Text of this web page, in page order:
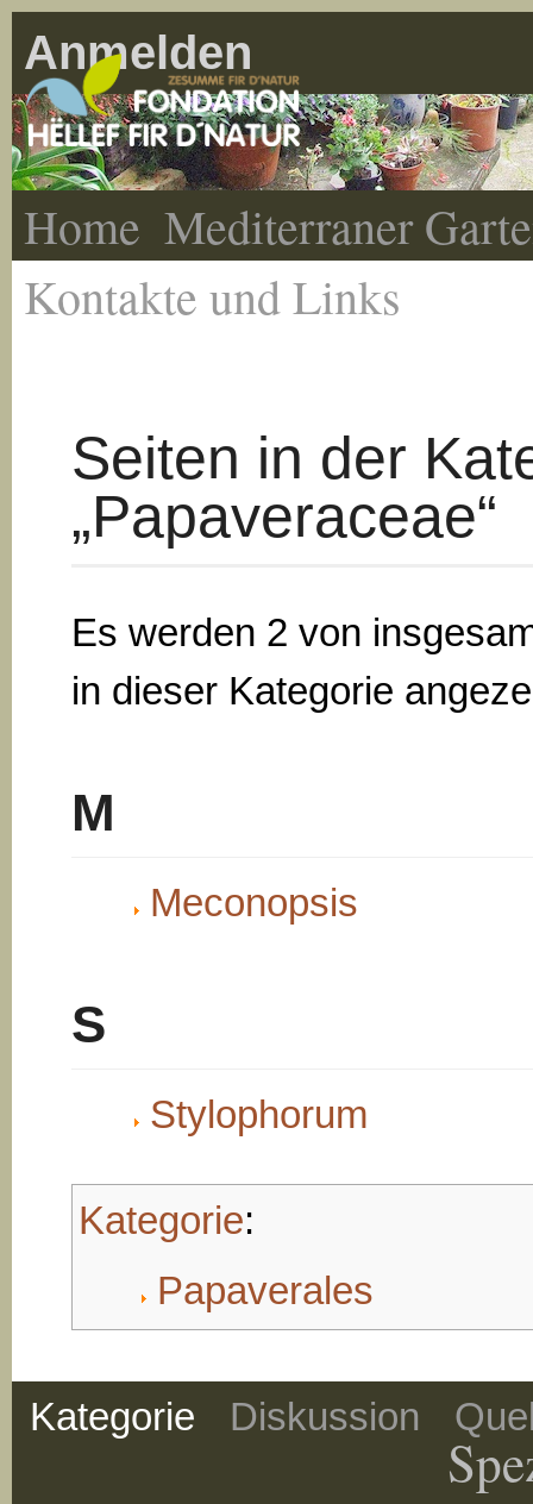
Anmelden
Home Mediterraner
Kontakte und Links
Seiten in der
„Papaveraceae“
Es werden 2 von
in dieser Kategorie
M
Meconopsis
S
Stylophorum
Kategorie:
Papaverales
Kategorie Diskussion